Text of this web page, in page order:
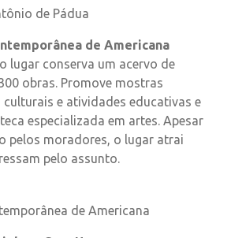
de Pádua
de Americana
lugar conserva um acervo de
obras. Promove mostras
culturais e atividades educativas e
especializada em artes. Apesar
pelos moradores, o lugar atrai
pelo assunto.
de Americana